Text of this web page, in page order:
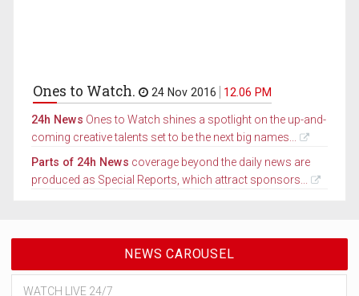
Ones to Watch. 24 Nov 2016 12.06 PM
24h News Ones to Watch shines a spotlight on the up-and-
coming creative talents set to be the next big names...
Parts of 24h News coverage beyond the daily news are
produced as Special Reports, which attract sponsors...
NEWS CAROUSEL
WATCH LIVE 24/7